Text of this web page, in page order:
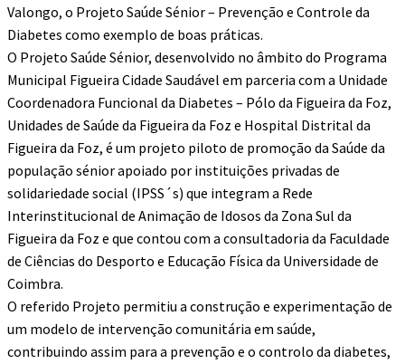
Valongo, o Projeto Saúde Sénior – Prevenção e Controle da
Diabetes como exemplo de boas práticas.
O Projeto Saúde Sénior, desenvolvido no âmbito do Programa
Municipal Figueira Cidade Saudável em parceria com a Unidade
Coordenadora Funcional da Diabetes – Pólo da Figueira da Foz,
Unidades de Saúde da Figueira da Foz e Hospital Distrital da
Figueira da Foz, é um projeto piloto de promoção da Saúde da
população sénior apoiado por instituições privadas de
solidariedade social (IPSS´s) que integram a Rede
Interinstitucional de Animação de Idosos da Zona Sul da
Figueira da Foz e que contou com a consultadoria da Faculdade
de Ciências do Desporto e Educação Física da Universidade de
Coimbra.
O referido Projeto permitiu a construção e experimentação de
um modelo de intervenção comunitária em saúde,
contribuindo assim para a prevenção e o controlo da diabetes,